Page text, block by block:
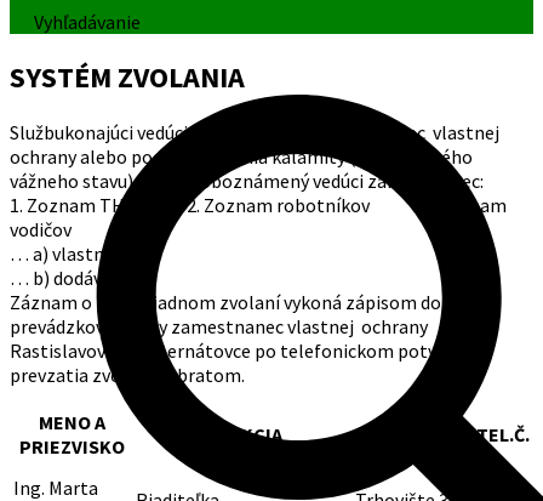
Vyhľadávanie
SYSTÉM ZVOLANIA
Službukonajúci vedúci zamestnanec, zamestnanec vlastnej
ochrany alebo podľa vyhlásenia kalamity (havárie, iného
vážneho stavu) použije oboznámený vedúci zamestnanec:
1. Zoznam THZ
2. Zoznam robotníkov
3. Zoznam
vodičov
… a) vlastní
… b) dodávateľia
Záznam o mimoriadnom zvolaní vykoná zápisom do
prevádzkovej knihy zamestnanec vlastnej ochrany
Rastislavova 79 a Bernátovce po telefonickom potvrdení
prevzatia zvolania obratom.
MENO A
PRIEZVISKO
FUNKCIA TEL.Č.
Ing. Marta
0904